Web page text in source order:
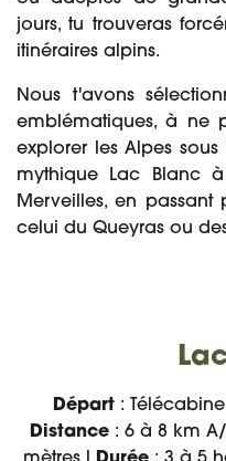
jours, tu trouveras
itinéraires alpins.
Nous t'avons
emblématiques, à ne
explorer les Alpes
mythique Lac Blanc
Merveilles, en
celui du Queyras ou
Départ: Télécabine
Distance : 6 à 8 km A/